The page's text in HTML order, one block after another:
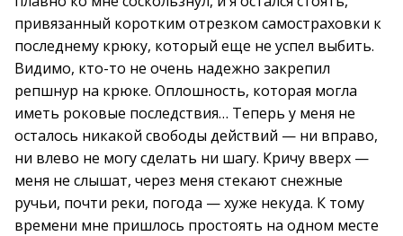
привязанный коротким отрезком самостраховки к
последнему крюку, который еще не успел выбить.
Видимо, кто-то не очень надежно закрепил
репшнур на крюке. Оплошность, которая могла
иметь роковые последствия… Теперь у меня не
осталось никакой свободы действий — ни вправо,
ни влево не могу сделать ни шагу. Кричу вверх —
меня не слышат, через меня стекают снежные
ручьи, почти реки, погода — хуже некуда. К тому
времени мне пришлось простоять на одном месте